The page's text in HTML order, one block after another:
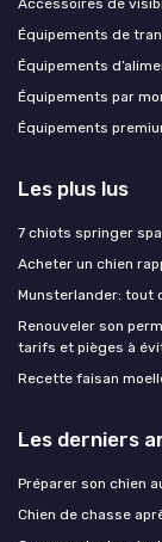
Accessoires de
Équipements de
Équipements
Équipements par
Équipements
Les plus lus
7 chiots springer
Acheter un chien
Munsterlander: tout
Renouveler son
tarifs et pièges à
Recette faisan
Les derniers
Préparer son chien
Chien de chasse